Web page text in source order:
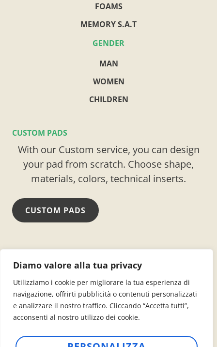
Diamo valore alla tua privacy
Utilizziamo i cookie per migliorare la tua esperienza di
navigazione, offrirti pubblicità o contenuti personalizzati
e analizzare il nostro traffico. Cliccando “Accetta tutti”,
acconsenti al nostro utilizzo dei cookie.
FOAMS
MEMORY S.A.T
GENDER
MAN
WOMEN
CHILDREN
CUSTOM PADS
With our Custom service, you can design
your pad from scratch. Choose shape,
materials, colors, technical inserts.
CUSTOM PADS
+39 0423 969530
info@dolomiti-pads.com
Via delle Industrie, 24 – 31020 San Zenone degli
Ezzelini (TV)